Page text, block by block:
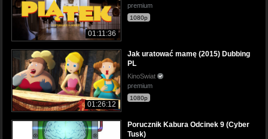
01:11:36
premium
1080p
01:26:12
Jak uratować mamę (2015) Dubbing
PL
KinoSwiat
premium
1080p
Porucznik Kabura Odcinek 9 (Cyber
Tusk)